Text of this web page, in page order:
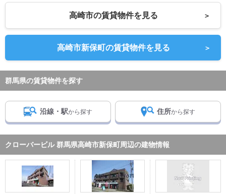
高崎市の賃貸物件を見る ＞
高崎市新保町の賃貸物件を見る ＞
群馬県の賃貸物件を探す
沿線・駅から探す 住所から探す
クローバービル 群馬県高崎市新保町周辺の建物情報